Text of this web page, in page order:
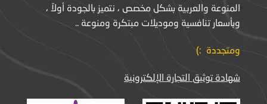
المنوعة والعربية بشكل مخصص ، نتميز بالجودة أولاً ،
وبأسعار تنافسية وموديلات مبتكرة ومنوعة ..
ومتجددة :)
شهادة توثيق التجارة الإلكترونية